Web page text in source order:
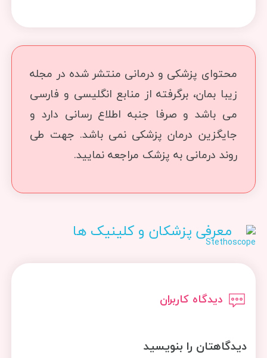
محتوای پزشکی و درمانی منتشر شده در مجله
زیبا بمان، برگرفته از منابع انگلیسی و فارسی
می باشد و صرفا جنبه اطلاع رسانی دارد و
جایگزین درمان پزشکی نمی باشد. جهت طی
روند درمانی به پزشک مراجعه نمایید.
معرفی پزشکان و کلینیک ها
دیدگاه کاربران
دیدگاهتان را بنویسید